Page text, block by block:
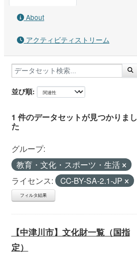
About
アクティビティストリーム
並び順
1 件のデータセットが見つかりまし
た
グループ:
教育・文化・スポーツ・生活
ライセンス:
CC-BY-SA-2.1-JP
フィルタ結果
【中津川市】文化財一覧（国指
定）